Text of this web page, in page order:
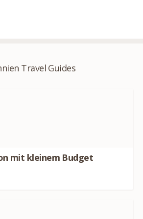
Travel Guides
mit kleinem Budget